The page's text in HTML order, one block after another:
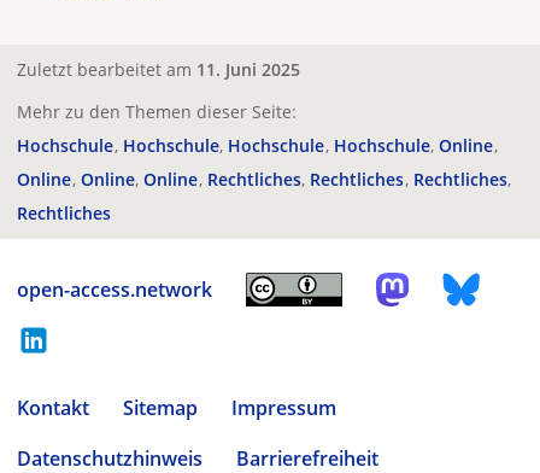
Zuletzt bearbeitet am 11. Juni 2025
Mehr zu den Themen dieser Seite:
Hochschule Hochschule Hochschule Hochschule Online
Online Online Online Rechtliches Rechtliches Rechtliches
Rechtliches
open-access.network
Kontakt Sitemap
Impressum
Datenschutzhinweis
Barrierefreiheit